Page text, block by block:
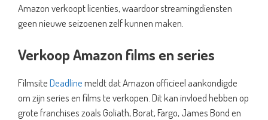
Amazon verkoopt licenties, waardoor streamingdiensten
geen nieuwe seizoenen zelf kunnen maken.
Verkoop Amazon films en series
FilmsiteDeadlinemeldt dat Amazon officieel aankondigde
om zijn series en films te verkopen. Dit kan invloed hebben op
grote franchises zoals Goliath, Borat, Fargo, James Bond en